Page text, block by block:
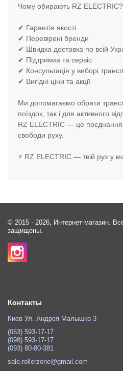
Чому обирають RZ ELECTRIC?
✔ Гарантія якості
✔ Перевірені бренди
✔ Швидка доставка по всій
✔ Підтримка та сервіс
✔ Консультація у виборі
✔ Вигідні ціни та акції
Ми допомагаємо обрати
поїздок, так і для активного
RZ ELECTRIC — це поєднання
свободи руху.
⚡ RZ ELECTRIC — твій рух у
© 2015 - 2026, Интернет-магазин.
защищены.
Контакты
Киев Ул. Андрея Малышко 3
(063) 593-17-17
(098) 593-17-17
(093) 80-80-381
sale.rollerzone@gmail.com